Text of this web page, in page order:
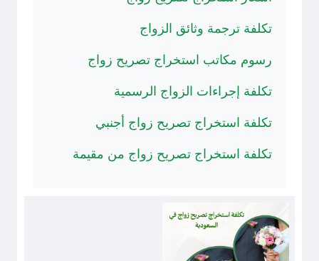
تكلفة ترجمة وثائق الزواج
رسوم مكاتب استخراج تصريح زواج
تكلفة إجراءات الزواج الرسمية
تكلفة استخراج تصريح زواج أجنبي
تكلفة استخراج تصريح زواج من مقيمة